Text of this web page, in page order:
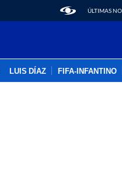
ÚLTIMAS
LUIS DÍAZ FIFA-INFANTINO